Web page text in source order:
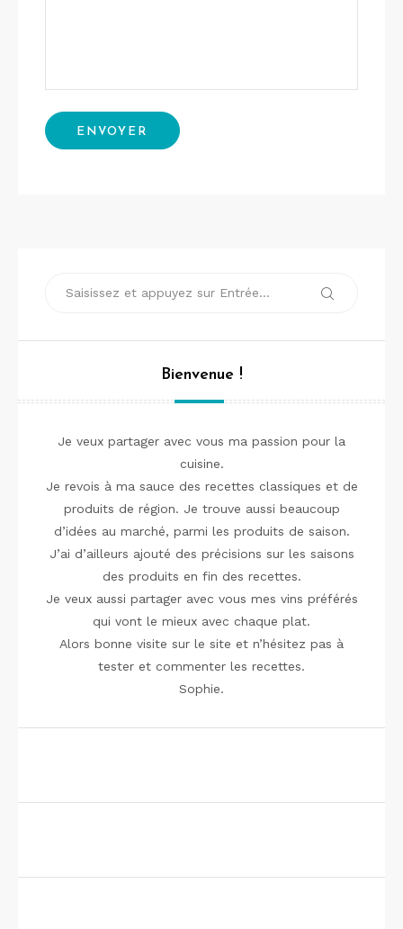
Bienvenue !
Je veux partager avec vous ma passion pour la
cuisine.
Je revois à ma sauce des recettes classiques et de
produits de région. Je trouve aussi beaucoup
d’idées au marché, parmi les produits de saison.
J’ai d’ailleurs ajouté des précisions sur les saisons
des produits en fin des recettes.
Je veux aussi partager avec vous mes vins préférés
qui vont le mieux avec chaque plat.
Alors bonne visite sur le site et n’hésitez pas à
tester et commenter les recettes.
Sophie.